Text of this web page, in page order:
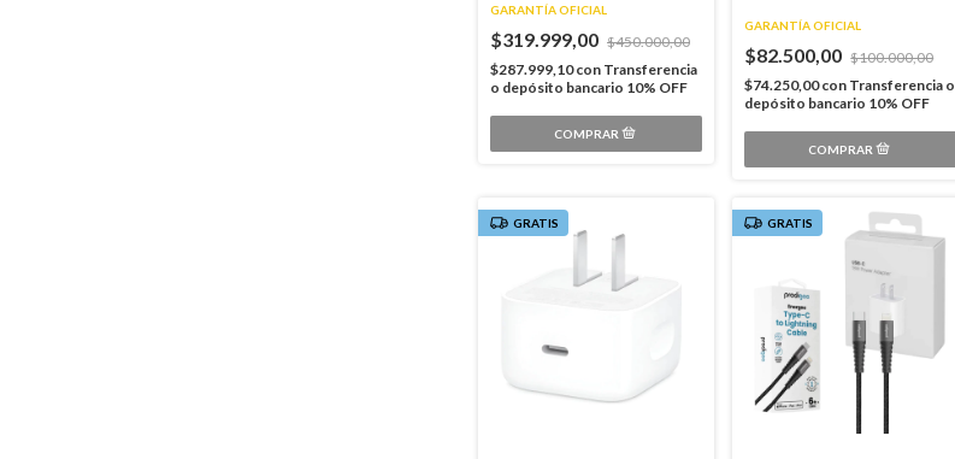
GARANTÍA OFICIAL
$319.999,00 $450.000,00
$287.999,10con Transferencia
o depósito bancario 10% OFF
GARANTÍA OFICIAL
$82.500,00 $100.000,00
$74.250,00con Transferencia o
depósito bancario 10% OFF
GRATIS GRATIS